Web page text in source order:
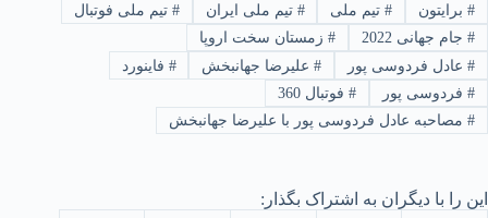
#برایتون #تیم ملی # تیم ملی ایران # تیم ملی فوتبال
#جام جهانی 2022 #زمستان سخت اروپا
#عادل فردوسی پور #علیرضا جهانبخش # فاینورد
#فردوسی پور #فوتبال 360
#مصاحبه عادل فردوسی پور با علیرضا جهانبخش
این را با دیگران به اشتراک بگذار: